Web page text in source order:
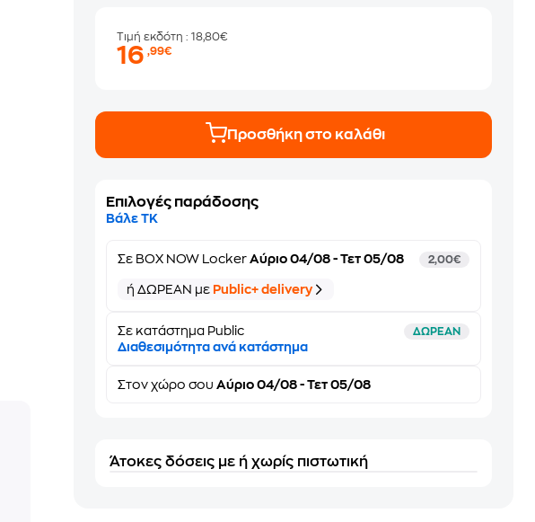
Τιμή εκδότη: 18,80€
16,99€
Προσθήκη στο καλάθι
Επιλογές παράδοσης
Βάλε ΤΚ
Σε BOX NOW Locker Αύριο 04/08 - Τετ 05/08 2,00€
ή ΔΩΡΕΑΝ με Public+ delivery
Σε κατάστημα Public ΔΩΡΕΑΝ
Διαθεσιμότητα ανά κατάστημα
Στονχώρο σου Αύριο 04/08 - Τετ 05/08
Άτοκες δόσεις με ή χωρίς πιστωτική